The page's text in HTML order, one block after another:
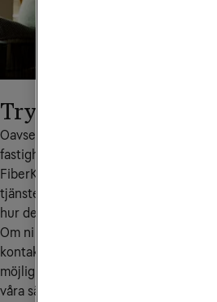
Trygghet och
Oavsett fiberteknik erbjuder vi
fastighetsnätet. De boende tecknar
FiberKoax-nät och ert FiberLAN-nät
tjänster till era boende. Allt för att
hur den vill ansluta sig till vårt fibernät.
Om ni vill kombinera ert FiberKoax-
kontakta någon av våra
. Om
möjligheten att välja
våra säljare erbjuda det tillsammans